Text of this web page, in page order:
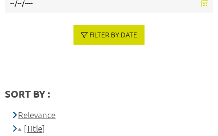
FILTER BY DATE
SORT BY :
Relevance
[Title]